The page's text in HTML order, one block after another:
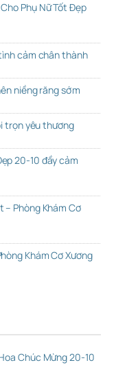
Phụ Nữ Tốt Đẹp
cảm chân thành
niềng răng sớm
trọn yêu thương
20-10 đầy cảm
Phòng Khám Cơ
Khám Cơ Xương
Chúc Mừng 20-10